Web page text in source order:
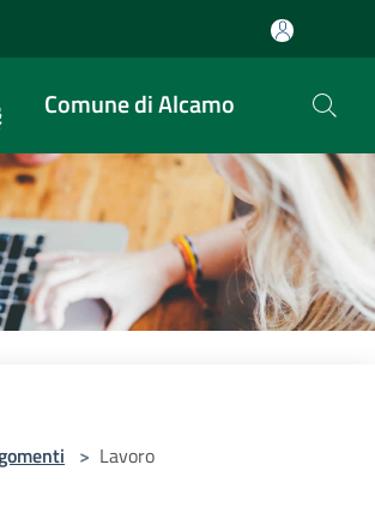
Comune di Alcamo
> Lavoro